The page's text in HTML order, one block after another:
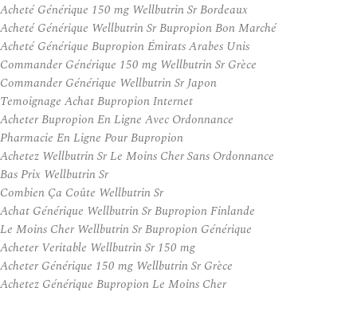
Acheté Générique 150 mg Wellbutrin Sr Bordeaux
Acheté Générique Wellbutrin Sr Bupropion Bon Marché
Acheté Générique Bupropion Émirats Arabes Unis
Commander Générique 150 mg Wellbutrin Sr Grèce
Commander Générique Wellbutrin Sr Japon
Temoignage Achat Bupropion Internet
Acheter Bupropion En Ligne Avec Ordonnance
Pharmacie En Ligne Pour Bupropion
Achetez Wellbutrin Sr Le Moins Cher Sans Ordonnance
Bas Prix Wellbutrin Sr
Combien Ça Coûte Wellbutrin Sr
Achat Générique Wellbutrin Sr Bupropion Finlande
Le Moins Cher Wellbutrin Sr Bupropion Générique
Acheter Veritable Wellbutrin Sr 150 mg
Acheter Générique 150 mg Wellbutrin Sr Grèce
Achetez Générique Bupropion Le Moins Cher